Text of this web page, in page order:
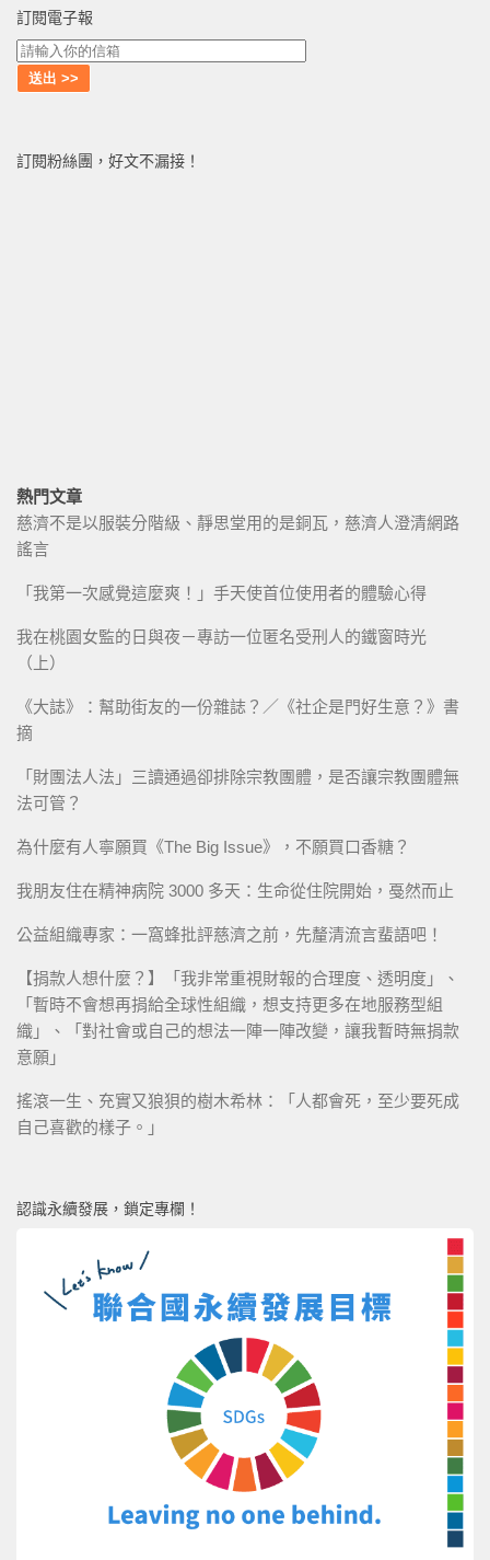
訂閱電子報
訂閱粉絲團，好文不漏接！
熱門文章
慈濟不是以服裝分階級、靜思堂用的是銅瓦，慈濟人澄清網路
謠言
「我第一次感覺這麼爽！」手天使首位使用者的體驗心得
我在桃園女監的日與夜－專訪一位匿名受刑人的鐵窗時光
（上）
《大誌》：幫助街友的一份雜誌？／《社企是門好生意？》書
摘
「財團法人法」三讀通過卻排除宗教團體，是否讓宗教團體無
法可管？
為什麼有人寧願買《The Big Issue》，不願買口香糖？
我朋友住在精神病院 3000 多天：生命從住院開始，戞然而止
公益組織專家：一窩蜂批評慈濟之前，先釐清流言蜚語吧！
【捐款人想什麼？】「我非常重視財報的合理度、透明度」、
「暫時不會想再捐給全球性組織，想支持更多在地服務型組
織」、「對社會或自己的想法一陣一陣改變，讓我暫時無捐款
意願」
搖滾一生、充實又狼狽的樹木希林：「人都會死，至少要死成
自己喜歡的樣子。」
認識永續發展，鎖定專欄！